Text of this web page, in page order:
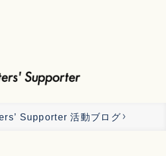
Supporter 活動ブログ